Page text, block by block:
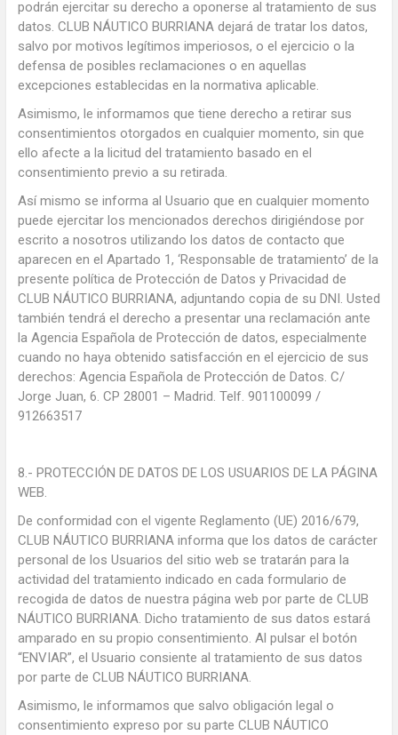
podrán ejercitar su derecho a oponerse al tratamiento de sus
datos. CLUB NÁUTICO BURRIANA dejará de tratar los datos,
salvo por motivos legítimos imperiosos, o el ejercicio o la
defensa de posibles reclamaciones o en aquellas
excepciones establecidas en la normativa aplicable.
Asimismo, le informamos que tiene derecho a retirar sus
consentimientos otorgados en cualquier momento, sin que
ello afecte a la licitud del tratamiento basado en el
consentimiento previo a su retirada.
Así mismo se informa al Usuario que en cualquier momento
puede ejercitar los mencionados derechos dirigiéndose por
escrito a nosotros utilizando los datos de contacto que
aparecen en el Apartado 1, ‘Responsable de tratamiento’ de la
presente política de Protección de Datos y Privacidad de
CLUB NÁUTICO BURRIANA, adjuntando copia de su DNI. Usted
también tendrá el derecho a presentar una reclamación ante
la Agencia Española de Protección de datos, especialmente
cuando no haya obtenido satisfacción en el ejercicio de sus
derechos: Agencia Española de Protección de Datos. C/
Jorge Juan, 6. CP 28001 – Madrid. Telf. 901100099 /
912663517
8.- PROTECCIÓN DE DATOS DE LOS USUARIOS DE LA PÁGINA
WEB.
De conformidad con el vigente Reglamento (UE) 2016/679,
CLUB NÁUTICO BURRIANA informa que los datos de carácter
personal de los Usuarios del sitio web se tratarán para la
actividad del tratamiento indicado en cada formulario de
recogida de datos de nuestra página web por parte de CLUB
NÁUTICO BURRIANA. Dicho tratamiento de sus datos estará
amparado en su propio consentimiento. Al pulsar el botón
“ENVIAR”, el Usuario consiente al tratamiento de sus datos
por parte de CLUB NÁUTICO BURRIANA.
Asimismo, le informamos que salvo obligación legal o
consentimiento expreso por su parte CLUB NÁUTICO